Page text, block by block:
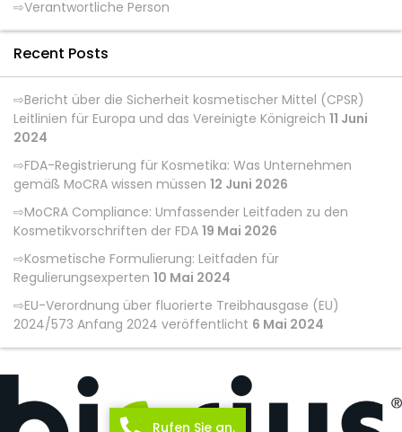
Verantwortliche Person
Recent Posts
Bericht über die Sicherheit kosmetischer Mittel (CPSR)
Leitlinien für Europa und das Vereinigte Königreich 11 Juni
2024
FDA-Registrierung für Kosmetika: Was Unternehmen
gemäß MoCRA wissen müssen 12 Juni 2026
MoCRA Compliance: Umfassender Leitfaden zu den
Kosmetikvorschriften der FDA 19 Mai 2026
Kosmetische Formulierung: Leitfaden für
Regulierungsexperten 10 Mai 2024
EU-Verordnung über fluorierte Treibhausgase (EU)
2024/573 Anfang 2024 veröffentlicht 6 Mai 2024
Rufen Sie an.